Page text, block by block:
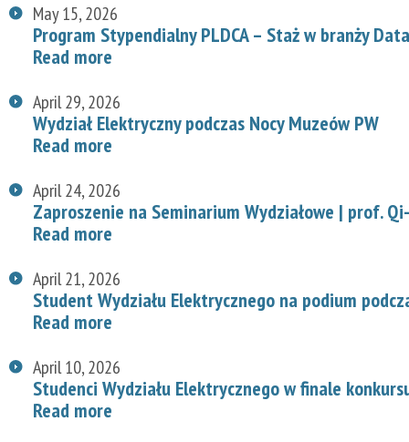
May 15, 2026
Program Stypendialny PLDCA – Staż w branży
Read more
April 29, 2026
Wydział Elektryczny podczas Nocy Muzeów PW
Read more
April 24, 2026
Zaproszenie na Seminarium Wydziałowe | prof.
Read more
April 21, 2026
Student Wydziału Elektrycznego na podium
Read more
April 10, 2026
Studenci Wydziału Elektrycznego w finale
Read more